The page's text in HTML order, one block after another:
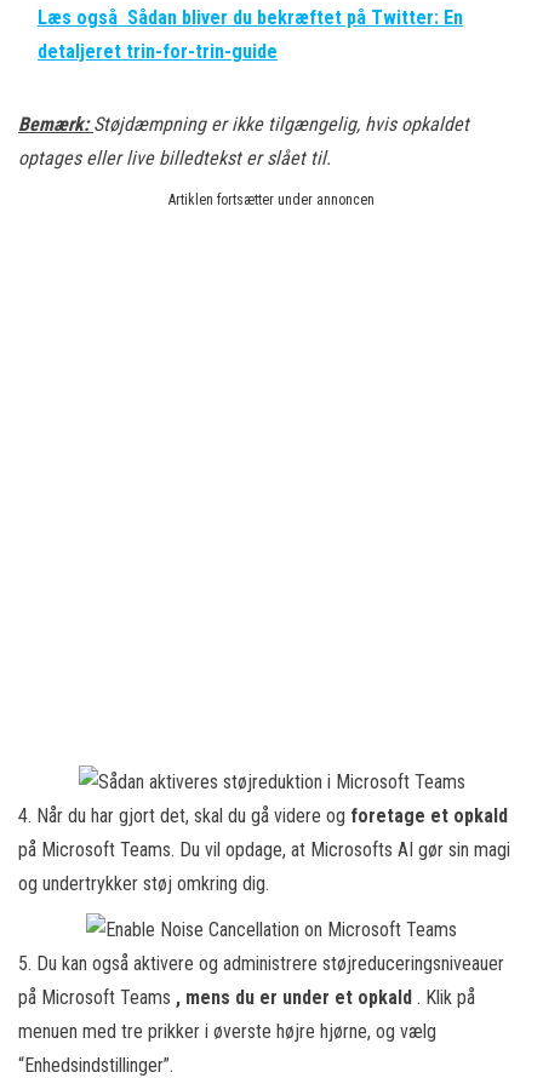
Læs også Sådan bliver du bekræftet på Twitter: En
detaljeret trin-for-trin-guide
Bemærk:Støjdæmpning er ikke tilgængelig, hvis opkaldet
optages eller live billedtekst er slået til.
Artiklen fortsætter under annoncen
4. Når du har gjort det, skal du gå videre og foretage et opkald
på Microsoft Teams. Du vil opdage, at Microsofts AI gør sin magi
og undertrykker støj omkring dig.
5. Du kan også aktivere og administrere støjreduceringsniveauer
på Microsoft Teams , mens du er under et opkald . Klik på
menuen med tre prikker i øverste højre hjørne, og vælg
“Enhedsindstillinger”.